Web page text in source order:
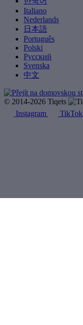
Italiano
Nederlands
日本語
Português
Polski
Русский
Svenska
中文
© 2014-2026 Tiqets
Instagram
TikTok